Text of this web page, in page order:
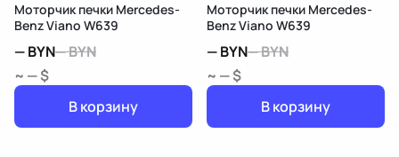
Моторчик печки Mercedes-
Benz Viano W639
—BYN—BYN
~ — $
В корзину
Моторчик печки Mercedes-
Benz Viano W639
—BYN—BYN
~ — $
В корзину